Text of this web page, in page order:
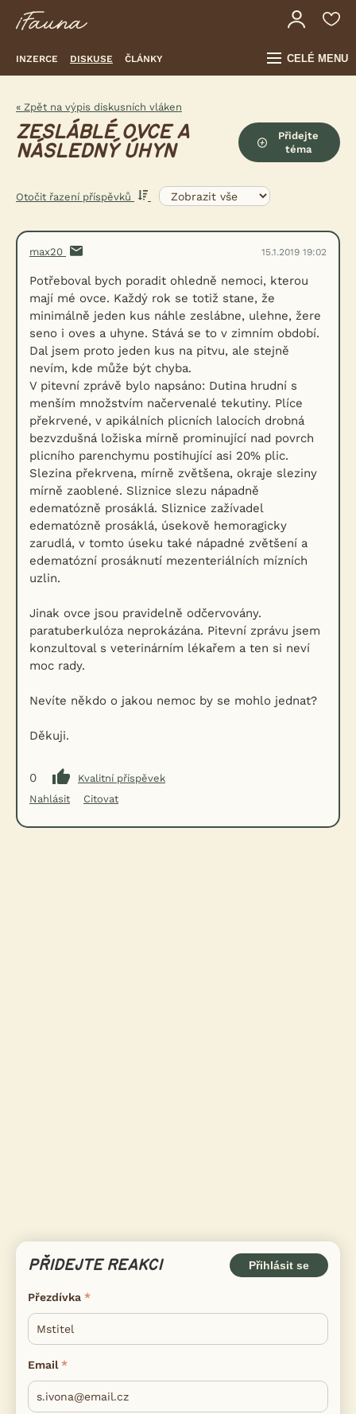
INZERCE DISKUSE ČLÁNKY CELÉ MENU
« Zpět na výpis diskusních vláken
ZESLÁBLÉ OVCE A
NÁSLEDNÝ ÚHYN
Přidejte
téma
Otočit řazení příspěvků
max20 15.1.2019 19:02
Potřeboval bych poradit ohledně nemoci, kterou
mají mé ovce. Každý rok se totiž stane, že
minimálně jeden kus náhle zeslábne, ulehne, žere
seno i oves a uhyne. Stává se to v zimním období.
Dal jsem proto jeden kus na pitvu, ale stejně
nevím, kde může být chyba.
V pitevní zprávě bylo napsáno: Dutina hrudní s
menším množstvím načervenalé tekutiny. Plíce
překrvené, v apikálních plicních lalocích drobná
bezvzdušná ložiska mírně prominující nad povrch
plicního parenchymu postihující asi 20% plic.
Slezina překrvena, mírně zvětšena, okraje sleziny
mírně zaoblené. Sliznice slezu nápadně
edematózně prosáklá. Sliznice zažívadel
edematózně prosáklá, úsekově hemoragicky
zarudlá, v tomto úseku také nápadné zvětšení a
edematózní prosáknutí mezenteriálních mízních
uzlin.
Jinak ovce jsou pravidelně odčervovány.
paratuberkulóza neprokázána. Pitevní zprávu jsem
konzultoval s veterinárním lékařem a ten si neví
moc rady.
Nevíte někdo o jakou nemoc by se mohlo jednat?
Děkuji.
0
Kvalitní příspěvek
Nahlásit
Citovat
PŘIDEJTE REAKCI Přihlásit se
Přezdívka
Email